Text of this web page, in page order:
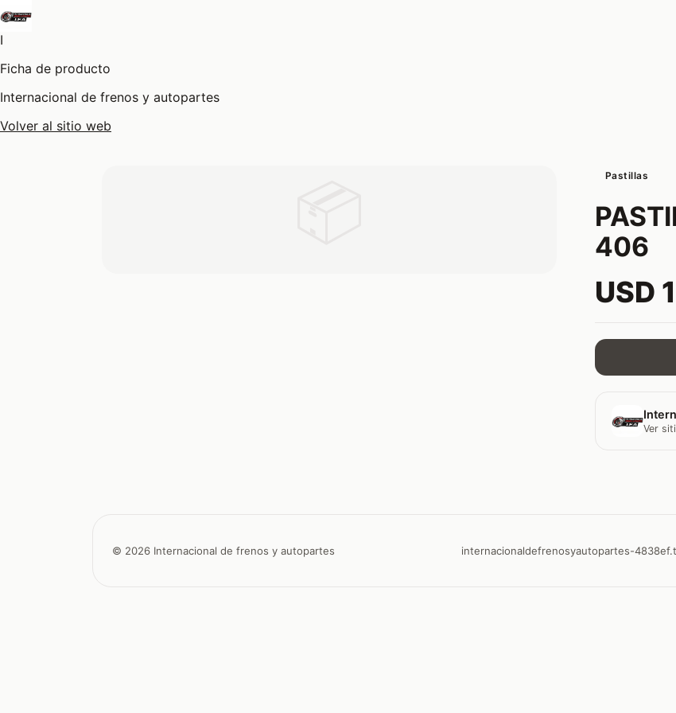
I
Ficha de producto
Internacional de frenos y autopartes
Volver al sitio web
Pastillas
406
USD
Ver
© 2026 Internacional de frenos y autopartes internacionaldefrenosyautopartes-